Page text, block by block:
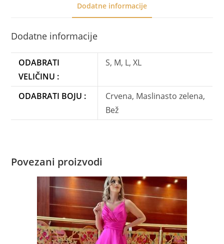
Dodatne informacije
Dodatne informacije
ODABRATI
VELIČINU :
S, M, L, XL
ODABRATI BOJU :
Crvena, Maslinasto zelena,
Bež
Povezani proizvodi